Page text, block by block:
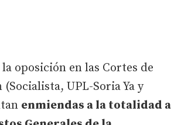
oposición en las Cortes de
UPL-Soria Ya y
enmiendas a la totalidad a